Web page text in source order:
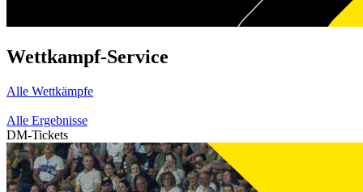
Wettkampf-Service
Alle Wettkämpfe
Alle Ergebnisse
DM-Tickets